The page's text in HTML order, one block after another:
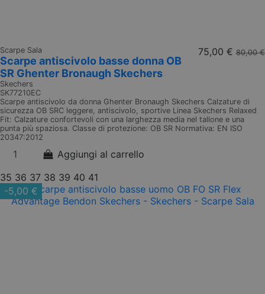
Scarpe Sala
Scarpe antiscivolo basse donna OB
SR Ghenter Bronaugh Skechers
Skechers
SK77210EC
75,00 € 80,00 €
Scarpe antiscivolo da donna Ghenter Bronaugh Skechers Calzature di
sicurezza OB SRC leggere, antiscivolo, sportive Linea Skechers Relaxed
Fit: Calzature confortevoli con una larghezza media nel tallone e una
punta più spaziosa. Classe di protezione: OB SR Normativa: EN ISO
20347:2012
Aggiungi al carrello
35 36 37 38 39 40 41
-5,00 €